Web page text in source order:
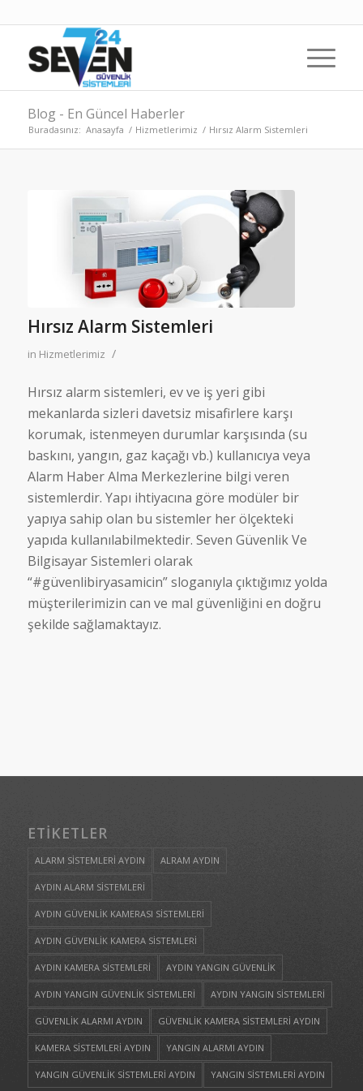
Blog - En Güncel Haberler
Buradasınız: Anasayfa / Hizmetlerimiz / Hırsız Alarm Sistemleri
Hırsız Alarm Sistemleri
in Hizmetlerimiz /
Hırsız alarm sistemleri, ev ve iş yeri gibi
mekanlarda sizleri davetsiz misafirlere karşı
korumak, istenmeyen durumlar karşısında (su
baskını, yangın, gaz kaçağı vb.) kullanıcıya veya
Alarm Haber Alma Merkezlerine bilgi veren
sistemlerdir. Yapı ihtiyacına göre modüler bir
yapıya sahip olan bu sistemler her ölçekteki
yapıda kullanılabilmektedir. Seven Güvenlik Ve
Bilgisayar Sistemleri olarak
“#güvenlibiryasamicin” sloganıyla çıktığımız yolda
müşterilerimizin can ve mal güvenliğini en doğru
şekilde sağlamaktayız.
ETIKETLER
ALARM SİSTEMLERİ AYDIN ALRAM AYDIN
AYDIN ALARM SİSTEMLERİ
AYDIN GÜVENLİK KAMERASI SİSTEMLERİ
AYDIN GÜVENLİK KAMERA SİSTEMLERİ
AYDIN KAMERA SİSTEMLERİ AYDIN YANGIN GÜVENLİK
AYDIN YANGIN GÜVENLİK SİSTEMLERİ AYDIN YANGIN SİSTEMLERİ
GÜVENLİK ALARMI AYDIN GÜVENLİK KAMERA SİSTEMLERİ AYDIN
KAMERA SİSTEMLERİ AYDIN YANGIN ALARMI AYDIN
YANGIN GÜVENLİK SİSTEMLERİ AYDIN YANGIN SİSTEMLERİ AYDIN